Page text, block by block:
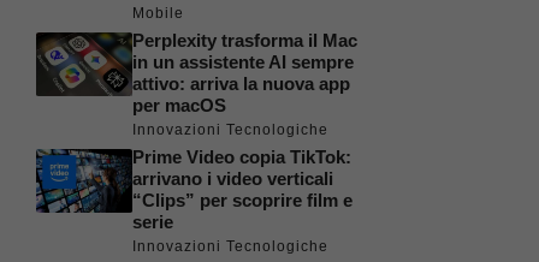
Mobile
Perplexity trasforma il Mac
in un assistente AI sempre
attivo: arriva la nuova app
per macOS
Innovazioni Tecnologiche
Prime Video copia TikTok:
arrivano i video verticali
“Clips” per scoprire film e
serie
Innovazioni Tecnologiche